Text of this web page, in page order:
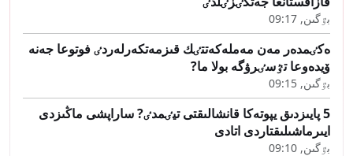
بٷگىن, 09:17
ەكٸمدەر مەن مەملەكەتتٸك قىزمەتكەرلەردٸ فوتوعا جەنە
ۆيدەوعا تٷسٸرۋگە بولا ما?
بٷگىن, 09:15
5 پايىزدىق يپوتەكا قانشالىقتى تيٸمدٸ? ساراپشى ماڭىزدى
ايىرماشىلىقتاردى اتادى
بٷگىن, 09:10